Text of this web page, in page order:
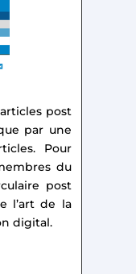
post
par une
Pour
du
post
l’art de la
digital.